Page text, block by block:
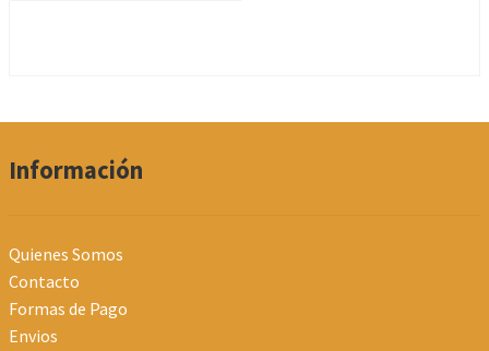
Información
Quienes Somos
Contacto
Formas de Pago
Envios